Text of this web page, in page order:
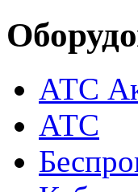
АТС
АТС